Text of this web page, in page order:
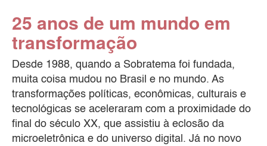
25 anos de um mundo em
transformação
Desde 1988, quando a Sobratema foi fundada,
muita coisa mudou no Brasil e no mundo. As
transformações políticas, econômicas, culturais e
tecnológicas se aceleraram com a proximidade do
final do século XX, que assistiu à eclosão da
microeletrônica e do universo digital. Já no novo